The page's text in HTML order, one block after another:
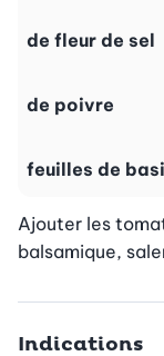
de fleur de sel
de poivre
feuilles de
Ajouter les
balsamique,
Indications